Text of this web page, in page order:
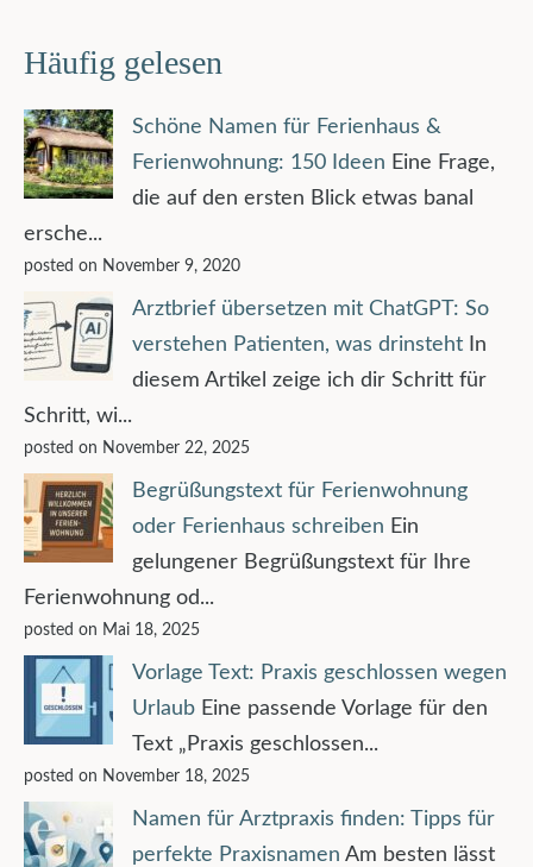
Häufig gelesen
Schöne Namen für Ferienhaus &
Ferienwohnung: 150 Ideen Eine Frage,
die auf den ersten Blick etwas banal
ersche...
posted on November 9, 2020
Arztbrief übersetzen mit ChatGPT: So
verstehen Patienten, was drinsteht
In
diesem Artikel zeige ich dir Schritt für
Schritt, wi...
posted on November 22, 2025
Begrüßungstext für Ferienwohnung
oder Ferienhaus schreiben Ein
gelungener Begrüßungstext für Ihre
Ferienwohnung od...
posted on Mai 18, 2025
Vorlage Text: Praxis geschlossen wegen
Urlaub Eine passende Vorlage für den
Text „Praxis geschlossen...
posted on November 18, 2025
Namen für Arztpraxis finden: Tipps für
perfekte Praxisnamen Am besten lässt